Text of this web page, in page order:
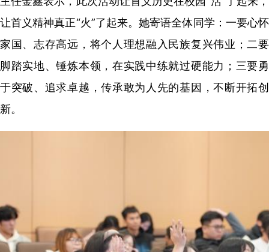
让首义精神真正“火”了起来。她寄语全体同学：一要心怀
家国、志存高远，将个人理想融入民族复兴伟业；二要
脚踏实地、锤炼本领，在实践中练就过硬能力；三要勇
于突破、追求卓越，传承敢为人先的基因，不断开拓创
新。